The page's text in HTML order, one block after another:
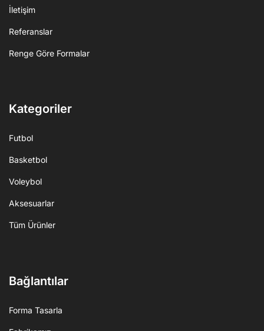
İletişim
Referanslar
Renge Göre Formalar
Kategoriler
Futbol
Basketbol
Voleybol
Aksesuarlar
Tüm Ürünler
Bağlantılar
Forma Tasarla